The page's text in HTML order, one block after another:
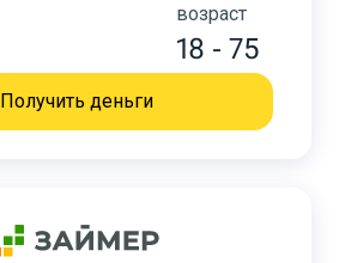
возраст
18 - 75
Получить деньги